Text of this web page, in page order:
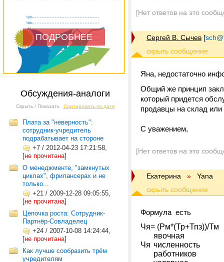
ПОДРОБНЕЕ
Обсуждения-аналоги
Скрыть / Показать Сортировать по дате
Плата за "неверность":
сотрудник-учредитель
подрабатывает на стороне
+7 / 2012-04-23 17:21:58,
[не прочитана]
О менеджменте, "замкнутых
циклах", фрилансерах и не
только...
+21 / 2009-12-28 09:05:55,
[не прочитана]
Цепочка роста: Сотрудник-
Партнёр-Совладелец
+24 / 2007-10-08 14:24:44,
[не прочитана]
Как лучше сообразить трём
учредителям
[Нет ответов на это
Сергей В. Сычев [
Яна, недостаточно
Общий же принцип
который придется
продавцы на склад
С уважением,
[Нет ответов на это
Екатерина » Yana
Формула есть
Чя= (Рм*(Тр+Тпз))/Тм
Чя
явочная
численность
работников